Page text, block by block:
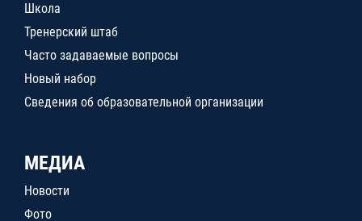
Школа
Тренерский штаб
Часто задаваемые вопросы
Новый набор
Сведения об образовательной организации
МЕДИА
Новости
Фото